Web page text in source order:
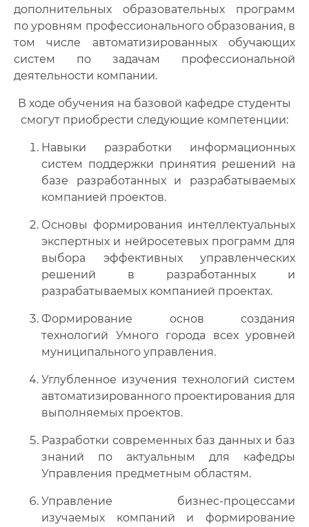
дополнительных образовательных программ
по уровням профессионального образования, в
том числе автоматизированных обучающих
систем по задачам профессиональной
деятельности компании.
В ходе обучения на базовой кафедре студенты
смогут приобрести следующие компетенции:
Навыки разработки информационных
систем поддержки принятия решений на
базе разработанных и разрабатываемых
компанией проектов.
Основы формирования интеллектуальных
экспертных и нейросетевых программ для
выбора эффективных управленческих
решений в разработанных и
разрабатываемых компанией проектах.
Формирование основ создания
технологий Умного города всех уровней
муниципального управления.
Углубленное изучения технологий систем
автоматизированного проектирования для
выполняемых проектов.
Разработки современных баз данных и баз
знаний по актуальным для кафедры
Управления предметным областям.
Управление бизнес-процессами
изучаемых компаний и формирование